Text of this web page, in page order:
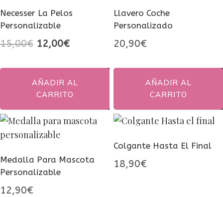
Necesser La Pelos
Personalizable
15,00€ El
era:
15,00€.
12,00€El
es:
12,00€.
AÑADIR AL
CARRITO
Llavero Coche
Personalizado
20,90€
AÑADIR AL
CARRITO
Medalla Para Mascota
Personalizable
12,90€
Colgante Hasta El Final
18,90€